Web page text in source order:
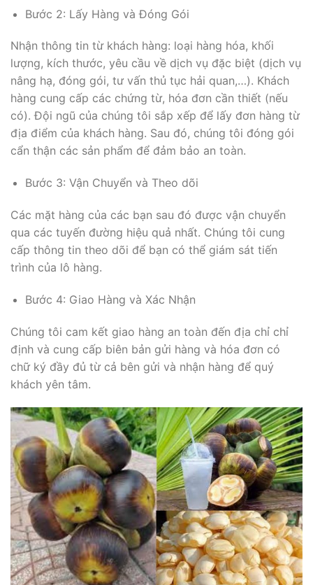
Bước 2: Lấy Hàng và Đóng Gói
Nhận thông tin từ khách hàng: loại hàng hóa, khối
lượng, kích thước, yêu cầu về dịch vụ đặc biệt (dịch vụ
nâng hạ, đóng gói, tư vấn thủ tục hải quan,…). Khách
hàng cung cấp các chứng từ, hóa đơn cần thiết (nếu
có). Đội ngũ của chúng tôi sắp xếp để lấy đơn hàng từ
địa điểm của khách hàng. Sau đó, chúng tôi đóng gói
cẩn thận các sản phẩm để đảm bảo an toàn.
Bước 3: Vận Chuyển và Theo dõi
Các mặt hàng của các bạn sau đó được vận chuyển
qua các tuyến đường hiệu quả nhất. Chúng tôi cung
cấp thông tin theo dõi để bạn có thể giám sát tiến
trình của lô hàng.
Bước 4: Giao Hàng và Xác Nhận
Chúng tôi cam kết giao hàng an toàn đến địa chỉ chỉ
định và cung cấp biên bản gửi hàng và hóa đơn có
chữ ký đầy đủ từ cả bên gửi và nhận hàng để quý
khách yên tâm.